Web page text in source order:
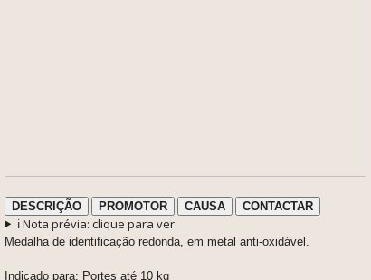
DESCRIÇÃO PROMOTOR CAUSA CONTACTAR
ℹ️ Nota prévia: clique para ver
Medalha de identificação redonda, em metal anti-oxidável.
Indicado para: Portes até 10 kg